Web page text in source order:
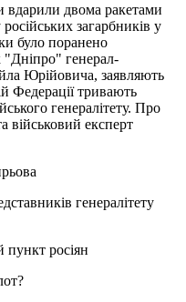
вдарили двома ракетами
загарбників у
було поранено
"Дніпро" генерал-
Юрійовича, заявляють
Федерації тривають
генералітету. Про
військовий експерт
генералітету
росіян